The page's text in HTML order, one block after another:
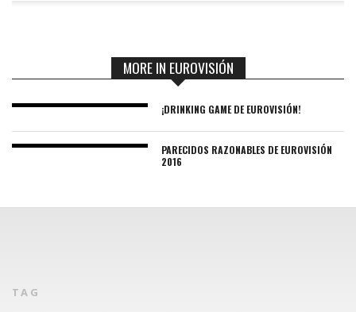
MORE IN EUROVISIÓN
¡DRINKING GAME DE EUROVISIÓN!
PARECIDOS RAZONABLES DE EUROVISIÓN
2016
TAG